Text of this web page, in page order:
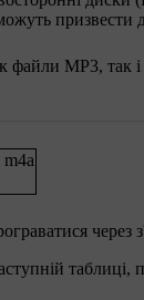
призвести
файли МР3, так
m4a
через